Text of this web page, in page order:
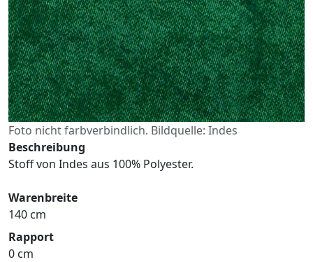
Foto nicht farbverbindlich. Bildquelle: Indes
Beschreibung
Stoff von Indes aus 100% Polyester.
Warenbreite
140 cm
Rapport
0 cm